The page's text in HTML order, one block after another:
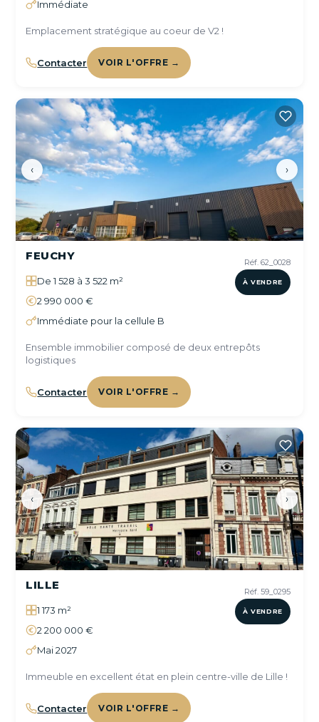
Immédiate
Emplacement stratégique au coeur de V2 !
Contacter VOIR L'OFFRE →
‹ ›
Réf. 62_0028
À VENDRE
FEUCHY
De 1 528 à 3 522 m²
2 990 000 €
Immédiate pour la cellule B
Ensemble immobilier composé de deux entrepôts
logistiques
Contacter VOIR L'OFFRE →
‹ ›
Réf. 59_0295
À VENDRE
LILLE
1 173 m²
2 200 000 €
Mai 2027
Immeuble en excellent état en plein centre-ville de Lille !
Contacter VOIR L'OFFRE →